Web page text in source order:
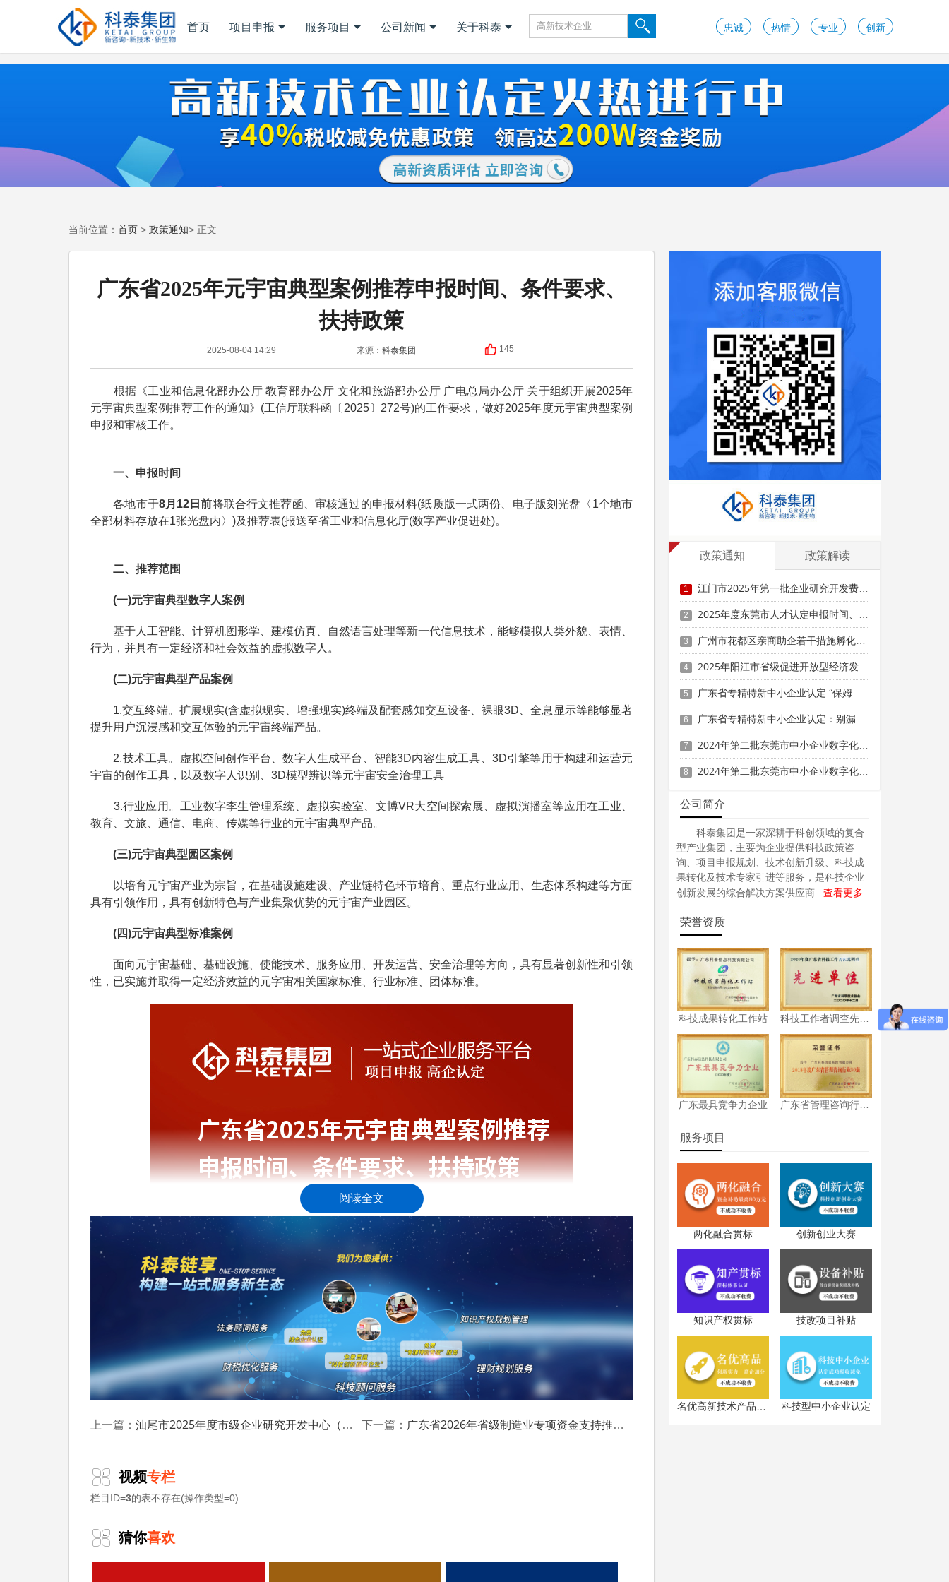
首页 项目申报 服务项目 公司新闻 关于科泰 忠诚 热情 专业 创新
当前位置： 首页 > 政策通知> 正文
广东省2025年元宇宙典型案例推荐申报时间、条件要求、
扶持政策
2025-08-04 14:29 来源： 科泰集团 145
根据《工业和信息化部办公厅 教育部办公厅 文化和旅游部办公厅 广电总局办公厅 关于组织开展2025年
元宇宙典型案例推荐工作的通知》(工信厅联科函〔2025〕272号)的工作要求，做好2025年度元宇宙典型案例
申报和审核工作。
一、申报时间
各地市于8月12日前将联合行文推荐函、审核通过的申报材料(纸质版一式两份、电子版刻光盘〈1个地市
全部材料存放在1张光盘内〉)及推荐表(报送至省工业和信息化厅(数字产业促进处)。
二、推荐范围
(一)元宇宙典型数字人案例
基于人工智能、计算机图形学、建模仿真、自然语言处理等新一代信息技术，能够模拟人类外貌、表情、
行为，并具有一定经济和社会效益的虚拟数字人。
(二)元宇宙典型产品案例
1.交互终端。扩展现实(含虚拟现实、增强现实)终端及配套感知交互设备、裸眼3D、全息显示等能够显著
提升用户沉浸感和交互体验的元宇宙终端产品。
2.技术工具。虚拟空间创作平台、数字人生成平台、智能3D内容生成工具、3D引擎等用于构建和运营元
宇宙的创作工具，以及数字人识别、3D模型辨识等元宇宙安全治理工具
3.行业应用。工业数字李生管理系统、虚拟实验室、文博VR大空间探索展、虚拟演播室等应用在工业、
教育、文旅、通信、电商、传媒等行业的元宇宙典型产品。
(三)元宇宙典型园区案例
以培育元宇宙产业为宗旨，在基础设施建设、产业链特色环节培育、重点行业应用、生态体系构建等方面
具有引领作用，具有创新特色与产业集聚优势的元宇宙产业园区。
(四)元宇宙典型标准案例
面向元宇宙基础、基础设施、使能技术、服务应用、开发运营、安全治理等方向，具有显著创新性和引领
性，已实施并取得一定经济效益的元字宙相关国家标准、行业标准、团体标准。
(一)申报主体应为在中华人民共和国境内注册登记、具有独立法人资格的企事业单位。其中，园区案例的
申报主体应为园区运营主体，且需获得行政主管部门批准;标准案例的申报主体为排名第一的起草单位。
(二)申报主体近三年财务状况良好，在质量、安全、信誉和社会责任等方面无不良记录，
(三)申报案例的创意、产品、技术及相关专利归属申报主体，需拥有自主知识产权，且无知识产权纠纷。
(四)申报案例应具有较高技术水平和完整落地应用，有较强的代表性、创新性和可推广性，对相关行业或
企业具有较强借鉴意义和推广价值。
四、评选推广
工业和信息化部会同教育部、文化和旅游部、广电总局组织专家对各地、各单位报送的材料进行评审，遴
阅读全文
上一篇： 汕尾市2025年度市级企业研究开发中心（第二批）认定申报时间、条件要求、资助奖励 下一篇： 广东省2026年省级制造业专项资金支持推动人工智能赋能新型工业化标杆项目入库预通知（申报条件、补助奖励）
视频专栏
栏目ID=3的表不存在(操作类型=0)
猜你喜欢
政策通知 政策解读
1 江门市2025年第一批企业研究开发费用税前加计扣除项目技术鉴定申报时间、条件要求
2 2025年度东莞市人才认定申报时间、条件要求、扶持政策
3 广州市花都区亲商助企若干措施孵化育成奖励（2024年度）申报时间、条件要求、补助奖励
4 2025年阳江市省级促进开放型经济发展水平提升专项资金申报时间、条件要求、补助奖励
5 广东省专精特新中小企业认定 “保姆级” 指南：条件到材料一步清
6 广东省专精特新中小企业认定：别漏这3项关键材料！
7 2024年第二批东莞市中小企业数字化转型城市试点专项资金两化融合管理体系贯标项目资助计划
8 2024年第二批东莞市中小企业数字化转型城市试点专项资金两化融合管理体系贯标项目拟资助企业名单的公示
公司简介
科泰集团是一家深耕于科创领域的复合
型产业集团，主要为企业提供科技政策咨
询、项目申报规划、技术创新升级、科技成
果转化及技术专家引进等服务，是科技企业
创新发展的综合解决方案供应商... 查看更多
荣誉资质
科技成果转化工作站
广东最具竞争力企业
服务项目
两化融合贯标 创新创业大赛
知识产权贯标 技改项目补贴
科技型中小企业认定